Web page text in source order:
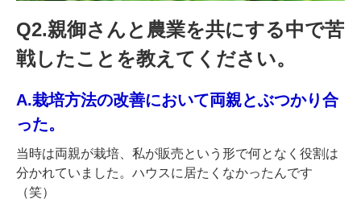
Q2.親御さんと農業を共にする中で苦
戦したことを教えてください。
A.栽培方法の改善において両親とぶつかり合
った。
当時は両親が栽培、私が販売という形で何となく役割は
分かれていました。ハウスに居たくなかったんです
（笑）